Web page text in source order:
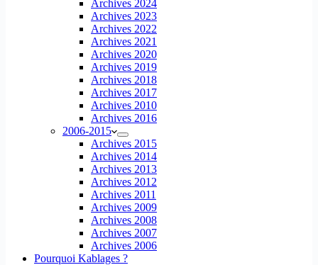
Archives 2024
Archives 2023
Archives 2022
Archives 2021
Archives 2020
Archives 2019
Archives 2018
Archives 2017
Archives 2010
Archives 2016
2006-2015
Archives 2015
Archives 2014
Archives 2013
Archives 2012
Archives 2011
Archives 2009
Archives 2008
Archives 2007
Archives 2006
Pourquoi Kablages ?